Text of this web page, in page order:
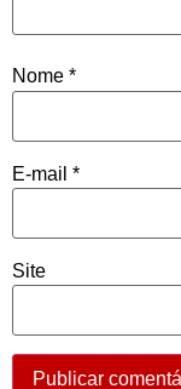
Nome *
E-mail *
Site